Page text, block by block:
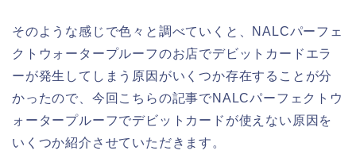
そのような感じで色々と調べていくと、NALCパーフェ
クトウォータープルーフのお店でデビットカードエラ
ーが発生してしまう原因がいくつか存在することが分
かったので、今回こちらの記事でNALCパーフェクトウ
ォータープルーフでデビットカードが使えない原因を
いくつか紹介させていただきます。